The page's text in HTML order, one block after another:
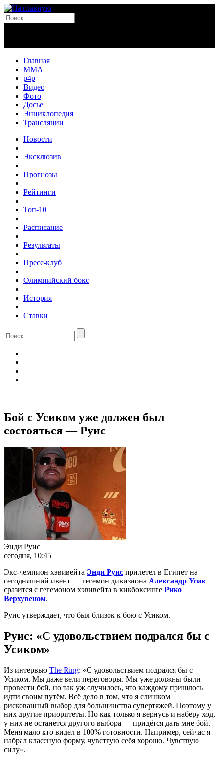
Главная
MMA
p4p
Видео
Фото
Досье
Энциклопедия
Трансляции
Новости
|
Эксклюзив
|
Прогнозы
|
Рейтинги
|
Топ-10
|
Расписание
|
Результаты
|
Пресс-клуб
|
Олимпийский бокс
|
История
|
Ставки
Бой с Усиком уже должен был
состояться — Руис
Энди Руис
сегодня, 10:45
Экс-чемпион хэвивейта Энди Руис прилетел в Египет на
сегодняшний ивент — гегемон дивизиона Александр Усик
сразится с гегемоном хэвивейта в кикбоксинге Рико
Верхувеном.
Руис утверждает, что был близок к бою с Усиком.
Руис: «С удовольствием подрался бы с
Усиком»
Из интервью The Ring: «С удовольствием подрался бы с
Усиком. Мы даже вели переговоры. Мы уже должны были
провести бой, но так уж случилось, что каждому пришлось
идти своим путём. Всё дело в том, что я слишком
рискованный выбор для большинства супертяжей. Поэтому у
них другие приоритеты. Но как только я вернусь и наберу ход,
у них не останется другого выбора — придётся дать мне бой.
Меня мало кто видел в 100% готовности. Например, сейчас я
набрал классную форму, чувствую себя хорошо. Чувствую
силу».